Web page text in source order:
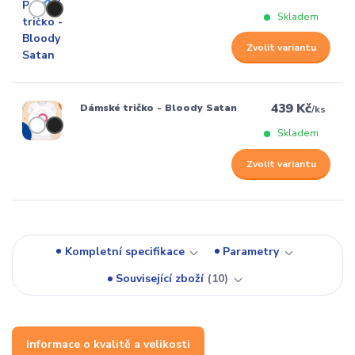
Skladem
Zvolit variantu
Dámské tričko - Bloody Satan 439 Kč/ks
Skladem
Zvolit variantu
Kompletní specifikace
Parametry
Související zboží
10
Informace o kvalitě a velikosti